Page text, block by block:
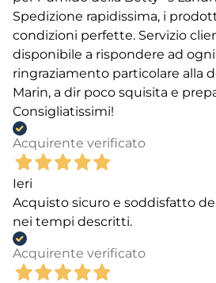
Spedizione rapidissima, i
condizioni perfette. Servizio
disponibile a rispondere ad
ringraziamento particolare alla
Marin, a dir poco squisita e
Consigliatissimi!
Acquirente verificato
Ieri
Acquisto sicuro e soddisfatto
nei tempi descritti.
Acquirente verificato